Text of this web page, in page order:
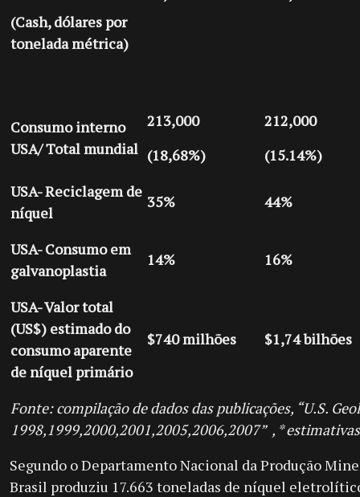
(Cash, dólares por
tonelada métrica)
Consumo interno
USA/ Total mundial
213,000
(18,68%)
212,000
(15.14%)
USA- Reciclagem de
níquel
35% 44%
USA- Consumo em
galvanoplastia
14% 16%
USA- Valor total
(US$) estimado do
consumo aparente
de níquel primário
$740 milhões $1,74 bilhões
Fonte: compilação de dados das publicações, “U.S.
1998,1999,2000,2001,2005,2006,2007” , *
Segundo o Departamento Nacional da Produção
Brasil produziu 17.663 toneladas de níquel